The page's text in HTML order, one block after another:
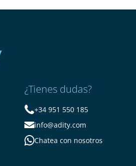
¿Tienes dudas?
+34 951 550 185
info@adity.com
Chatea con nosotros